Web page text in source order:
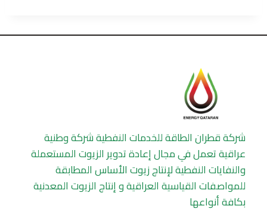
شركة قطران الطاقة للخدمات النفطية شركة وطنية
عراقية تعمل في مجال إعادة تدوير الزيوت المستعملة
والنفايات النفطية لإنتاج زيوت الأساس المطابقة
للمواصفات القياسية العراقية و إنتاج الزيوت المعدنية
بكافة أنواعها